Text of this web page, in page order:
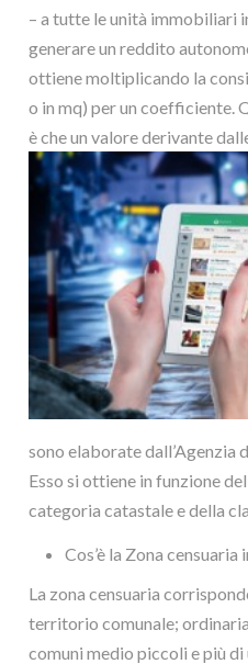
– a tutte le unità immobiliari
generare un reddito
ottiene moltiplicando la
o in mq) per un coefficiente.
è che un valore derivante
sono elaborate dall’Agenzia
Esso si ottiene in funzione
categoria catastale e della
Cos’è la Zona
La zona censuaria
territorio comunale;
comuni medio piccoli e più